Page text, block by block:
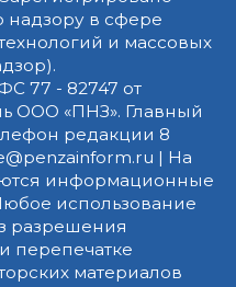
в сфере
и массовых
77 - 82747 от
ООО «ПНЗ». Главный
редакции 8
| На
информационные
использование
разрешения
перепечатке
материалов